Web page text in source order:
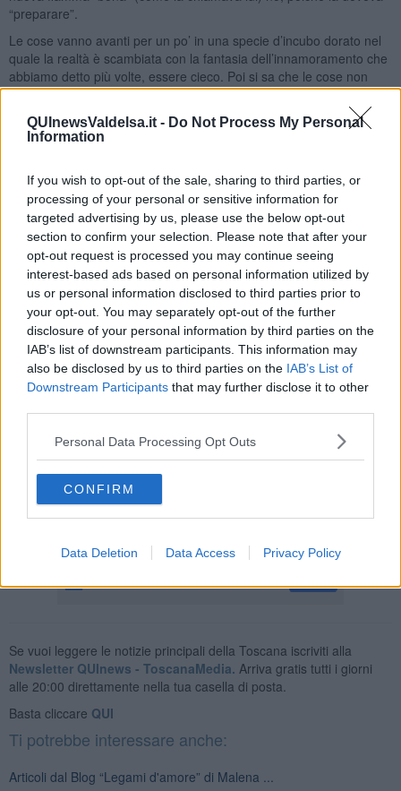
QUInewsValdelsa.it - Do Not Process My Personal
Information
If you wish to opt-out of the sale, sharing to third parties, or
processing of your personal or sensitive information for
targeted advertising by us, please use the below opt-out
section to confirm your selection. Please note that after your
opt-out request is processed you may continue seeing
interest-based ads based on personal information utilized by
us or personal information disclosed to third parties prior to
your opt-out. You may separately opt-out of the further
disclosure of your personal information by third parties on the
IAB’s list of downstream participants. This information may
also be disclosed by us to third parties on the IAB’s List of
Downstream Participants that may further disclose it to other
Personal Data Processing Opt Outs
CONFIRM
Data Deletion Data Access Privacy Policy
“preparare”.
Le cose vanno avanti per un po’ in una specie d’incubo dorato nel
quale la realtà è scambiata con la fantasia dell’innamoramento che
abbiamo detto più volte, essere cieco. Poi si sa che le cose non
possono funzionare a lungo così e a Fabio non può andar sempre
bene. A un certo punto arrivano al cellulare dell’uomo delle strane
telefonate e nel tentativo di capire da chi provenissero in realtà, alla
fine la colpa, ricadde su Rosetta poiché perfino Marta (molto furba
prima di stare nell’Harem) riteneva fosse lei a farle. Vittima di un
tranello? Non lo sapremo mai perché la verità non viene mai a galla
senza prove.
Rinsavita e amareggiata Rosetta a un certo punto e per fortuna,
lascia l’harem di Fabio e adesso è certamente serena e non più
schiava di una passione che aveva ridotto la sua dignità alla suola
di una scarpa. Chiaramente non è più cliente del negozio ma non
disdegna di passare da quella strada qualche volta, per osservare
da lontano Fabio che fa finta però ogni volta di non vederla,
lasciando nel dubbio Rosetta se il suo “non considerarla più”
dipenda dai morsi di sensi di colpa dell’uomo (cosa poco probabile
secondo me) o dal fatto che ancora oggi pensa sia stata lei a fare
Per finire è vero chela poligamia è il sogno di molti maschietti
per assicurarsi un maggior numero di prestazioni sessuali poiché si
sa che ogni donna soddisfa le diverse sfaccettature della loro
personalità ma paradossalmente possiamo considerarla più onesta
del tradimento (povera moglie… o no?).
Se vuoi leggere le notizie principali della Toscana iscriviti alla
Newsletter QUInews - ToscanaMedia. Arriva gratis tutti i giorni
alle 20:00 direttamente nella tua casella di posta.
Basta cliccare QUI
Ti potrebbe interessare anche:
Articoli dal Blog “Legami d'amore” di Malena ...